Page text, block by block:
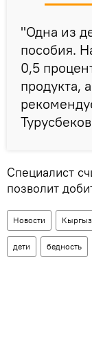
"Одна из
пособия.
0,5
продукта,
Специалист
позволит
Новости
дети бедность